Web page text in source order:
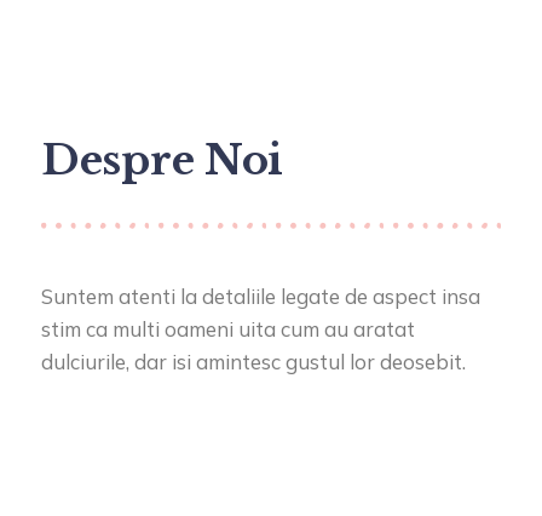
Despre Noi
Suntem atenti la detaliile legate de aspect insa
stim ca multi oameni uita cum au aratat
dulciurile, dar isi amintesc gustul lor deosebit.